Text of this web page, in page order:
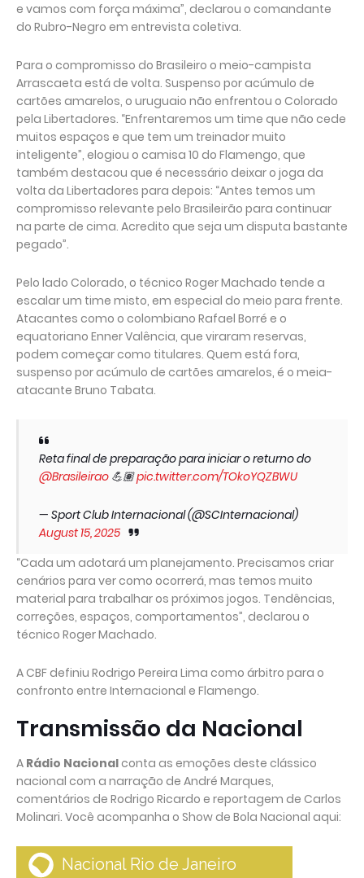
e vamos com força máxima”, declarou o comandante
do Rubro-Negro em entrevista coletiva.
Para o compromisso do Brasileiro o meio-campista
Arrascaeta está de volta. Suspenso por acúmulo de
cartões amarelos, o uruguaio não enfrentou o Colorado
pela Libertadores. “Enfrentaremos um time que não cede
muitos espaços e que tem um treinador muito
inteligente”, elogiou o camisa 10 do Flamengo, que
também destacou que é necessário deixar o joga da
volta da Libertadores para depois: “Antes temos um
compromisso relevante pelo Brasileirão para continuar
na parte de cima. Acredito que seja um disputa bastante
pegado”.
Pelo lado Colorado, o técnico Roger Machado tende a
escalar um time misto, em especial do meio para frente.
Atacantes como o colombiano Rafael Borré e o
equatoriano Enner Valência, que viraram reservas,
podem começar como titulares. Quem está fora,
suspenso por acúmulo de cartões amarelos, é o meia-
atacante Bruno Tabata.
Reta final de preparação para iniciar o returno do
@Brasileirao 💪🏽pic.twitter.com/TOkoYQZBWU
— Sport Club Internacional (@SCInternacional)
August 15, 2025
“Cada um adotará um planejamento. Precisamos criar
cenários para ver como ocorrerá, mas temos muito
material para trabalhar os próximos jogos. Tendências,
correções, espaços, comportamentos”, declarou o
técnico Roger Machado.
A CBF definiu Rodrigo Pereira Lima como árbitro para o
confronto entre Internacional e Flamengo.
Transmissão da Nacional
A Rádio Nacionalconta as emoções deste clássico
nacional com a narração de André Marques,
comentários de Rodrigo Ricardo e reportagem de Carlos
Molinari. Você acompanha o Show de Bola Nacional aqui: